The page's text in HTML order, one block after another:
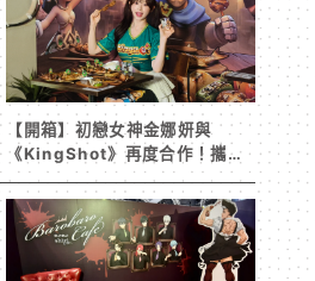
【開箱】初戀女神金娜妍與
《KingShot》再度合作！攜手
焦糖楓、柒息地推出「國王燒烤
節」活動